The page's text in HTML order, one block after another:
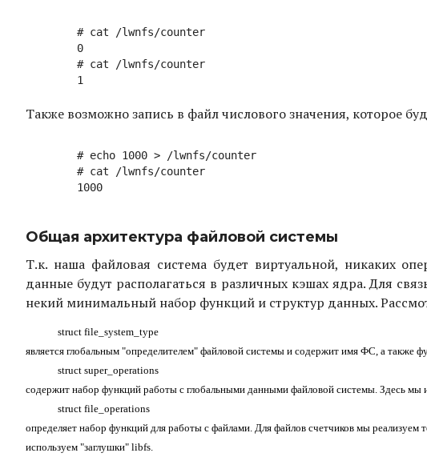
Также возможно запись в файл числового значения, которое
Общая архитектура файловой системы
Т.к. наша файловая система будет виртуальной, никаких
данные будут располагаться в различных кэшах ядра. Для
некий минимальный набор функций и структур данных.
struct file_system_type
является глобальным "определителем" файловой системы и содержит имя ФС, а также
struct super_operations
содержит набор функций работы с глобальными данными файловой системы. Здесь мы
struct file_operations
определяет набор функций для работы с файлами. Для файлов счетчиков мы реализуем
используем "заглушки" libfs.